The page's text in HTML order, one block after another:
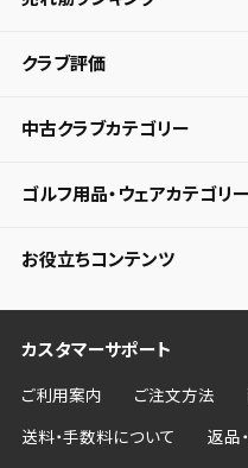
クラブ評価
中古クラブカテゴリー
ゴルフ用品・ウェアカテゴリー
お役立ちコンテンツ
カスタマーサポート
ご利用案内 ご注文方法
送料・手数料について 返品